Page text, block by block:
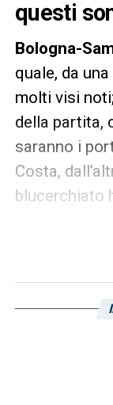
questi
Bologna-
quale, da
molti visi
della partita,
saranno i
Costa,
blucerchiato
migliori
il 2009 e il
fortunata: